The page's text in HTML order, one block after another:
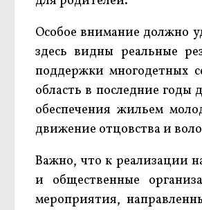
Особое внимание должно
здесь видны реальные
поддержки многодетных
область в последние
обеспечения жильем
движение отцовства и
Важно, что к реализации
и общественные
мероприятия,